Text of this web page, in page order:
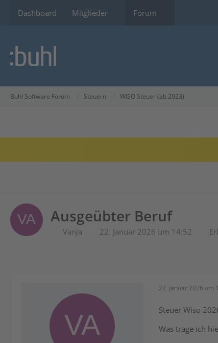
Dashboard Mitglieder Forum
Buhl Software Forum Steuern WISO Steuer (ab 2023)
Ausgeübter Beruf
Vanja 22. Januar 2026 um 14:52
22. Januar 2026 um
Steuer Wiso
Was trage ich